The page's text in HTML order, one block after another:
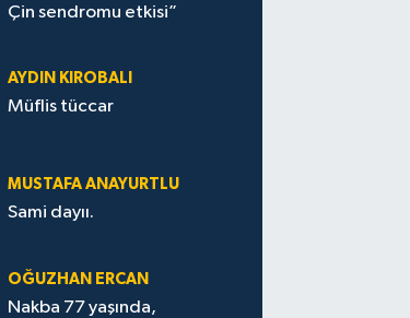
Çin sendromu etkisi”
AYDIN KIROBALI
Müflis tüccar
MUSTAFA ANAYURTLU
Sami dayıı.
OĞUZHAN ERCAN
Nakba 77 yaşında,